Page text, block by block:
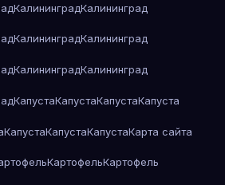
КалининградКалининград
КалининградКалининград
КалининградКалининград
КапустаКапустаКапустаКапуста
КапустаКапустаКапустаКарта сайта
КартофельКартофель